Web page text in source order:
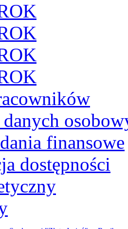
finansowe
dostępności